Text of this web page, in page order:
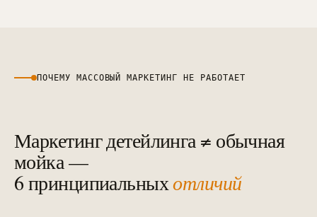
ПОЧЕМУ МАССОВЫЙ МАРКЕТИНГ НЕ РАБОТАЕТ
Маркетинг детейлинга ≠ обычная
мойка —
6 принципиальныхотличий